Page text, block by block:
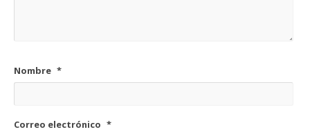
Nombre *
Correo electrónico *